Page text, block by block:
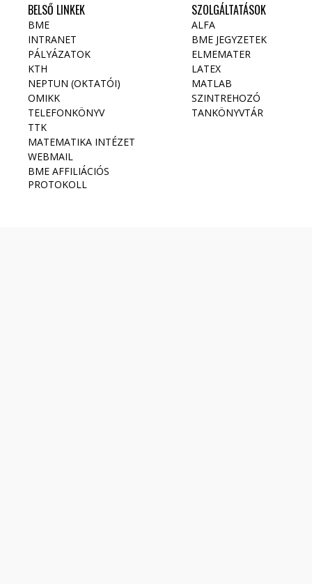
BELSŐ LINKEK
BME
INTRANET
PÁLYÁZATOK
KTH
NEPTUN (OKTATÓI)
OMIKK
TELEFONKÖNYV
TTK
MATEMATIKA INTÉZET
WEBMAIL
BME AFFILIÁCIÓS
PROTOKOLL
SZOLGÁLTATÁSOK
ALFA
BME JEGYZETEK
ELMEMATER
LATEX
MATLAB
SZINTREHOZÓ
TANKÖNYVTÁR